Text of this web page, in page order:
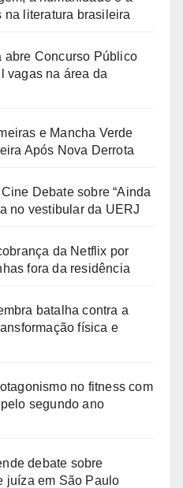
na literatura brasileira
abre Concurso Público
vagas na área da
e Mancha Verde
Após Nova Derrota
Debate sobre “Ainda
no vestibular da UERJ
da Netflix por
fora da residência
batalha contra a
física e
no fitness com
segundo ano
debate sobre
juíza em São Paulo